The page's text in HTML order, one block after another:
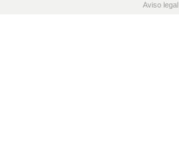
Aviso legal